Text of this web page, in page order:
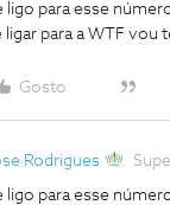
ligo para esse
ligar para a WTF vou
Gosto
Rodrigues
ligo para esse